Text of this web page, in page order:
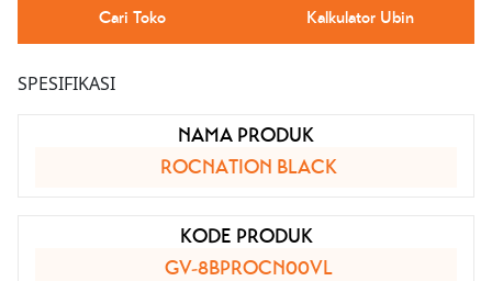
Cari Toko Kalkulator Ubin
SPESIFIKASI
NAMA PRODUK
ROCNATION BLACK
KODE PRODUK
GV-8BPROCN00VL